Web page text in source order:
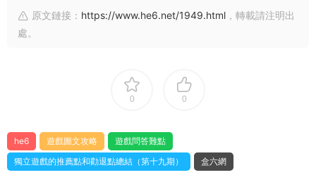
原文鏈接： https://www.he6.net/1949.html ，轉載請注明出
處。
0 0
he6 遊戲圖文攻略
遊戲問答難點
獨立遊戲的推薦點和勸退點總結（第十九期）
盒六網